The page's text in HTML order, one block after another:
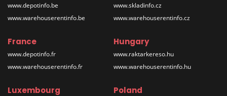
www.depotinfo.be
www.warehouserentinfo.be
www.skladinfo.cz
www.warehouserentinfo.cz
France
www.depotinfo.fr
www.warehouserentinfo.fr
Hungary
www.raktarkereso.hu
www.warehouserentinfo.hu
Luxembourg Poland